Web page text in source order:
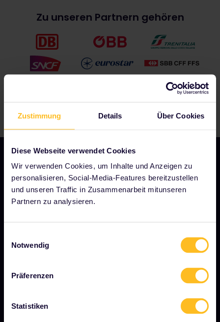
Zustimmung Details Über Cookies
Diese Webseite verwendet Cookies
Wir verwenden Cookies, um Inhalte und Anzeigen zu
personalisieren, Social-Media-Features bereitzustellen
und unseren Traffic in Zusammenarbeit mitunseren
Partnern zu analysieren.
Notwendig
Präferenzen
Statistiken
Zu unseren Partnern gehören
UNSER UNTERNEHMEN
Über uns
Pressebereich
Gesponserte &amp; Markeninhalte